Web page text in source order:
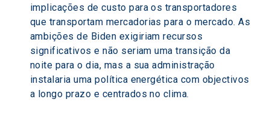
implicações de custo para os transportadores
que transportam mercadorias para o mercado. As
ambições de Biden exigiriam recursos
significativos e não seriam uma transição da
noite para o dia, mas a sua administração
instalaria uma política energética com objectivos
a longo prazo e centrados no clima.